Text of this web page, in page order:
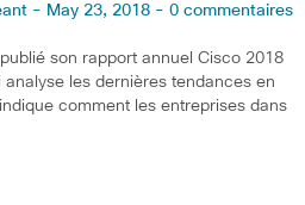
- May 23, 2018 - 0 commentaires
son rapport annuel Cisco 2018
les dernières tendances en
comment les entreprises dans